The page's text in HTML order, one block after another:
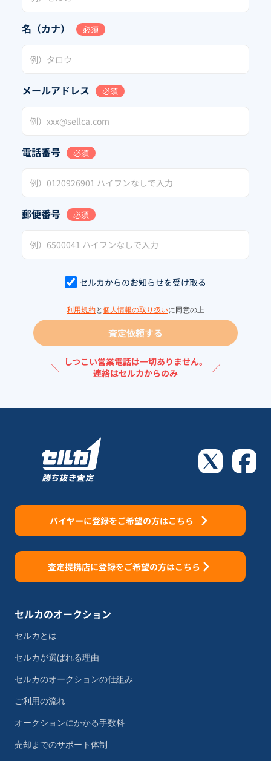
名（カナ） 必須
メールアドレス 必須
電話番号 必須
郵便番号 必須
セルカからのお知らせを受け取る
利用規約と 個人情報の取り扱いに同意の上
査定依頼する
＼
しつこい営業電話は一切ありません。
連絡はセルカからのみ
／
バイヤーに登録をご希望の方はこちら
査定提携店に登録をご希望の方はこちら
セルカのオークション
セルカとは
セルカが選ばれる理由
セルカのオークションの仕組み
ご利用の流れ
オークションにかかる手数料
売却までのサポート体制